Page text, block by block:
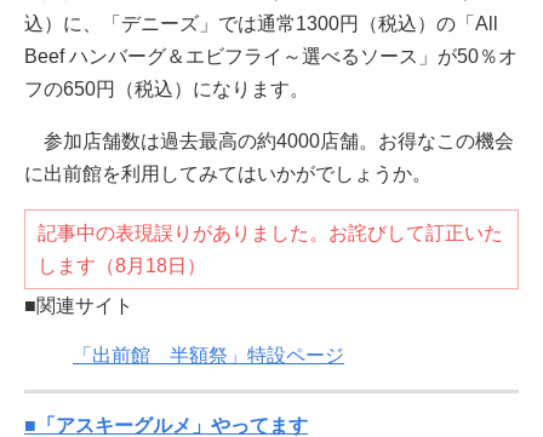
込）に、「デニーズ」では通常1300円（税込）の「All
Beef ハンバーグ＆エビフライ～選べるソース」が50％オ
フの650円（税込）になります。
参加店舗数は過去最高の約4000店舗。お得なこの機会
に出前館を利用してみてはいかがでしょうか。
記事中の表現誤りがありました。お詫びして訂正いた
します（8月18日）
■関連サイト
「出前館 半額祭」特設ページ
■「アスキーグルメ」やってます